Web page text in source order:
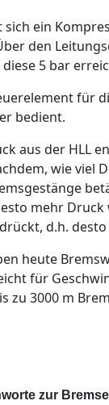
ein
den
diese 5 bar
für
bedient.
aus der HLL
wie
mehr
d.h.
heute
für
zu 3000 m
zur